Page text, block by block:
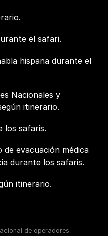
el safari.
hispana durante el
Nacionales y
itinerario.
los safaris.
de evacuación médica
durante los safaris.
itinerario.
de operadores